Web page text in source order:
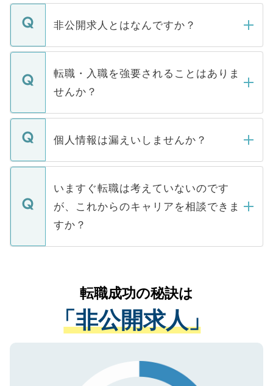
ご登録いただきましたら、弊社担当者がご
登録内容を確認し、その後メールもしくは
ます。通常、5営業日以内にはご連絡をせて
いただきますので、しばらくお待ちくださ
非公開求人とはなんですか？
マイナビDOCTORで取り扱っている求人の
うち約3割は、Webサイトからご覧いただ
けない「非公開求人」です。非公開求人は
下記の理由によって、一般には公開してい
ません。
■応募殺到を避けるため 人気のある医療機
関を公にしてしまうと、応募が殺到する場
に、医療機関が求める条件に合った人材の
みを人材紹介会社に依頼するケースが増え
ています。
転職・入職を強要されることはありま
せんか？
転職・入職を強要することは一切ありませ
ん。また、仮に応募先から内定をいただい
定を承諾する必要はありません。内定先へ
の辞退の連絡はキャリアパートナーが行い
個人情報は漏えいしませんか？
個人情報が漏えいすることはありませんの
で、ご安心ください。当サイトからの登録
などで収集したご登録者様の個人情報は、
ご本人のキャリアアップおよび転職活動の
支援を目的に使用いたします。お預かりし
ているすべての個人データはご本人の許可
は、個人情報の取り扱いについての厳密な
管理基準を満たした事業者のみに付与され
る、プライバシーマークを取得済みです。
で、機密保持に関してもご安心ください。
いますぐ転職は考えていないのです
が、これからのキャリアを相談できま
すか？
かがいして、現在の医療機関の状況や紹介
経験をまじえながら、適切なアドバイスを
させていただきます。すぐにご転職をされ
ない方には、長期的なサポートが可能です
ので、まずはご登録ください。
転職成功の秘訣は
「非公開求人」